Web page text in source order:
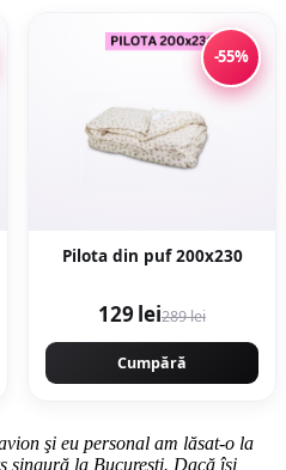
-55%
Pilota din puf 200x230
129 lei289 lei
Cumpără
şi eu personal am lăsat-o la
singură la Bucureşti. Dacă îşi